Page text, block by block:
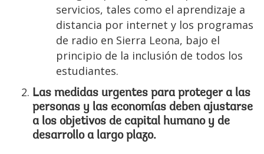
servicios, tales como el aprendizaje a
distancia por internet y los programas
de radio en Sierra Leona, bajo el
principio de la inclusión de todos los
estudiantes.
Las medidas urgentes para proteger a las
personas y las economías deben ajustarse
a los objetivos de capital humano y de
desarrollo a largo plazo.